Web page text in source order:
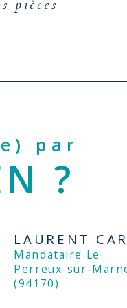
pièces
par
?
LAURENT
Mandataire Le
Perreux-sur-
(94170)